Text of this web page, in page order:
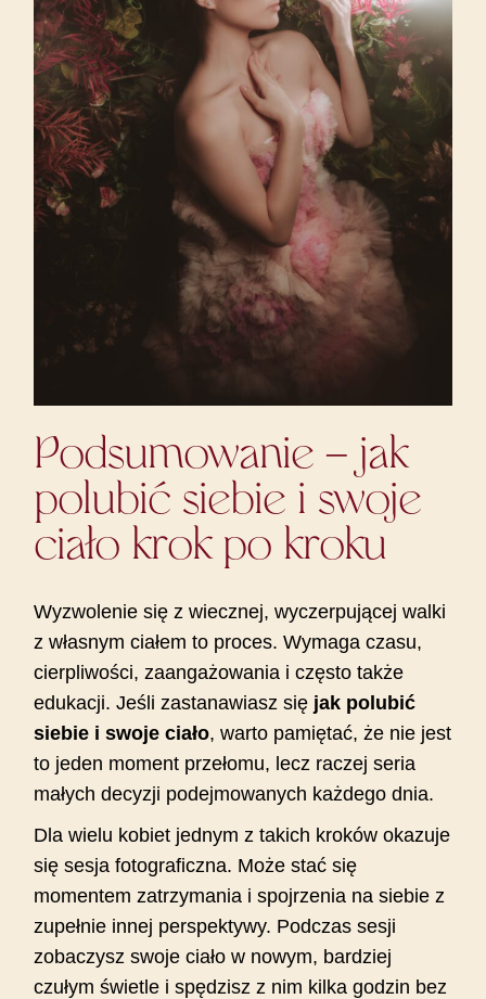
Podsumowanie – jak
polubić siebie i swoje
ciało krok po kroku
Wyzwolenie się z wiecznej, wyczerpującej walki
z własnym ciałem to proces. Wymaga czasu,
cierpliwości, zaangażowania i często także
edukacji. Jeśli zastanawiasz się jak polubić
siebie i swoje ciało, warto pamiętać, że nie jest
to jeden moment przełomu, lecz raczej seria
małych decyzji podejmowanych każdego dnia.
Dla wielu kobiet jednym z takich kroków okazuje
się sesja fotograficzna. Może stać się
momentem zatrzymania i spojrzenia na siebie z
zupełnie innej perspektywy. Podczas sesji
zobaczysz swoje ciało w nowym, bardziej
czułym świetle i spędzisz z nim kilka godzin bez